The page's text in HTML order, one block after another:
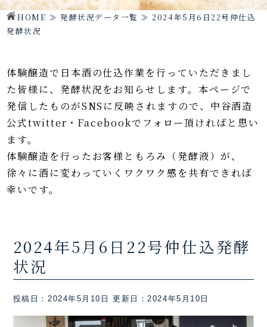
HOME ≫ 発酵状況データ一覧 ≫2024年5月6日22号仲仕込
発酵状況
体験醸造で日本酒の仕込作業を行っていただきまし
た皆様に、発酵状況をお知らせします。 本ページで
発信したものがSNSに反映されますので、中谷酒造
公式twitter・Facebookでフォロー頂ければと思い
ます。
体験醸造を行ったお客様ともろみ（発酵液）が、
徐々に酒に変わっていくワクワク感を共有できれば
幸いです。
2024年5月6日22号仲仕込発酵
状況
投稿日：2024年5月10日 更新日：2024年5月10日